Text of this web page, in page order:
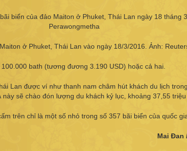
ở Phuket, Thái Lan vào ngày 18/3/2016. Ảnh:
bath (tương đương 3.190 USD) hoặc cả hai.
Lan được ví như thanh nam châm hút khách du lịch
sẽ chào đón lượng du khách kỷ lục, khoảng 37,55 triệu
trên chỉ là một số nhỏ trong số 357 bãi biển của quốc
Mai Đan